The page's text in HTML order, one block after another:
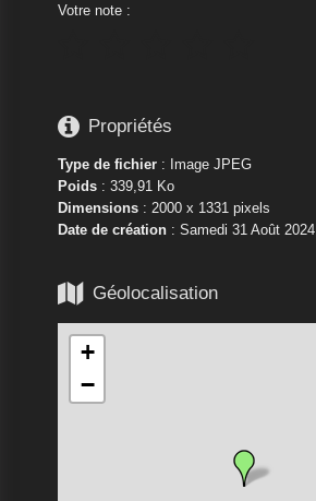
Votre note :
 Propriétés
Type de fichier: Image JPEG
Poids: 339,91 Ko
Dimensions: 2000 x 1331 pixels
Date de création: Samedi 31 Août 2024
 Géolocalisation
+
−